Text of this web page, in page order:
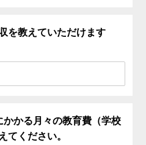
を教えていただけます
かかる月々の教育費（学校
てください。